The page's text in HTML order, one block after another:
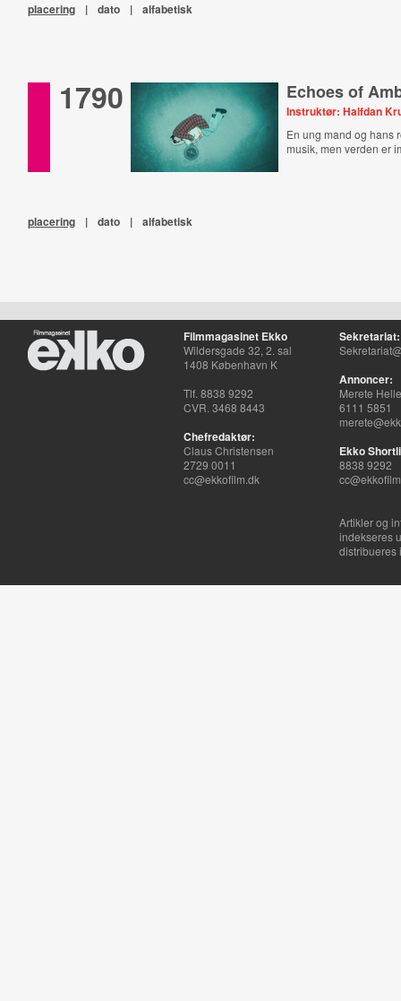
placering | dato | alfabetisk
1790 Echoes of
Instruktør: Halfdan
En ung mand og hans
musik, men verden er
placering | dato | alfabetisk
Filmmagasinet Ekko
Wildersgade 32, 2. sal
1408 København K
Tlf. 8838 9292
CVR. 3468 8443
Chefredaktør:
Claus Christensen
2729 0011
cc@ekkofilm.dk
Sekretariat:
Annoncer:
Merete
6111 5851
Ekko
8838 9292
Artikler og
indekseres
distribueres